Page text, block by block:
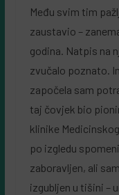
Među svim tim
zaustavio –
godina. Natpis na
zvučalo poznato.
započela sam
taj čovjek bio
klinike
po izgledu
zaboravljen, ali
izgubljen u tišini –